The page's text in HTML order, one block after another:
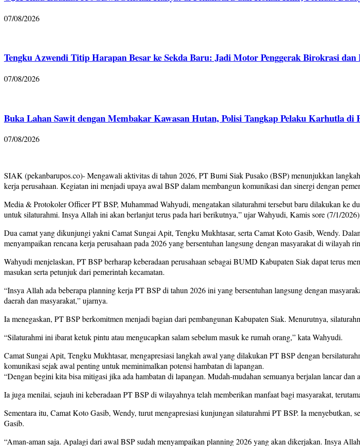
07/08/2026
Tengku Azwendi Titip Harapan Besar ke Sekda Baru: Jadi Motor Penggerak Birokrasi dan
07/08/2026
Buka Lahan Sawit dengan Membakar Kawasan Hutan, Polisi Tangkap Pelaku Karhutla di
07/08/2026
SIAK (pekanbarupos.co)- Mengawali aktivitas di tahun 2026, PT Bumi Siak Pusako (BSP) menunjukkan
kerja perusahaan. Kegiatan ini menjadi upaya awal BSP dalam membangun komunikasi dan sinergi dengan
Media & Protokoler Officer PT BSP, Muhammad Wahyudi, mengatakan silaturahmi tersebut baru dilakukan ke
untuk silaturahmi. Insya Allah ini akan berlanjut terus pada hari berikutnya,” ujar Wahyudi, Kamis sore (7/1/
Dua camat yang dikunjungi yakni Camat Sungai Apit, Tengku Mukhtasar, serta Camat Koto Gasib, Wendy.
menyampaikan rencana kerja perusahaan pada 2026 yang bersentuhan langsung dengan masyarakat di wilayah
Wahyudi menjelaskan, PT BSP berharap keberadaan perusahaan sebagai BUMD Kabupaten Siak dapat terus
masukan serta petunjuk dari pemerintah kecamatan.
“Insya Allah ada beberapa planning kerja PT BSP di tahun 2026 ini yang bersentuhan langsung dengan
daerah dan masyarakat,” ujarnya.
Ia menegaskan, PT BSP berkomitmen menjadi bagian dari pembangunan Kabupaten Siak. Menurutnya,
“Silaturahmi ini ibarat ketuk pintu atau mengucapkan salam sebelum masuk ke rumah orang,” kata Wahyudi.
Camat Sungai Apit, Tengku Mukhtasar, mengapresiasi langkah awal yang dilakukan PT BSP dengan
komunikasi sejak awal penting untuk meminimalkan potensi hambatan di lapangan.
“Dengan begini kita bisa mitigasi jika ada hambatan di lapangan. Mudah-mudahan semuanya berjalan lancar dan
Ia juga menilai, sejauh ini keberadaan PT BSP di wilayahnya telah memberikan manfaat bagi masyarakat,
Sementara itu, Camat Koto Gasib, Wendy, turut mengapresiasi kunjungan silaturahmi PT BSP. Ia
Gasib.
“Aman-aman saja. Apalagi dari awal BSP sudah menyampaikan planning 2026 yang akan dikerjakan. Insya